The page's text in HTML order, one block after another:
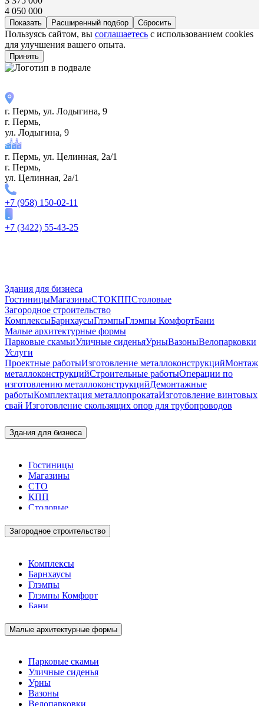
4 050 000
Расширенный подбор
Пользуясь сайтом, вы соглашаетесь с использованием cookies
для улучшения вашего опыта.
Принять
г. Пермь, ул. ​Лодыгина, 9
г. Пермь,
ул. ​Лодыгина, 9
г. Пермь, ул. Целинная, 2а/1
г. Пермь,
ул. Целинная, 2а/1
+7 (958) 150-02-11
+7 (3422) 55-43-25
Здания для бизнеса
ГостиницыМагазиныСТОКППСтоловые
Загородное строительство
КомплексыБарнхаусыГлэмпыГлэмпы КомфортБани
Малые архитектурные формы
Парковые скамьиУличные сиденьяУрныВазоныВелопарковки
Услуги
Проектные работыИзготовление металлоконструкцийМонтаж
металлоконструкцийСтроительные работыОперации по
изготовлению металлоконструкцийДемонтажные
работыКомплектация металлопрокатаИзготовление винтовых
свай Изготовление скользящих опор для трубопроводов
Здания для бизнеса
Гостиницы
Магазины
СТО
КПП
Столовые
Загородное строительство
Комплексы
Барнхаусы
Глэмпы
Глэмпы Комфорт
Бани
Малые архитектурные формы
Парковые скамьи
Уличные сиденья
Урны
Вазоны
Велопарковки